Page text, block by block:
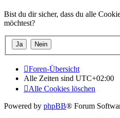
Bist du dir sicher, dass du alle
möchtest?
Foren-Übersicht
Alle Zeiten sind UTC+02:00
Alle Cookies löschen
Powered by phpBB® Forum